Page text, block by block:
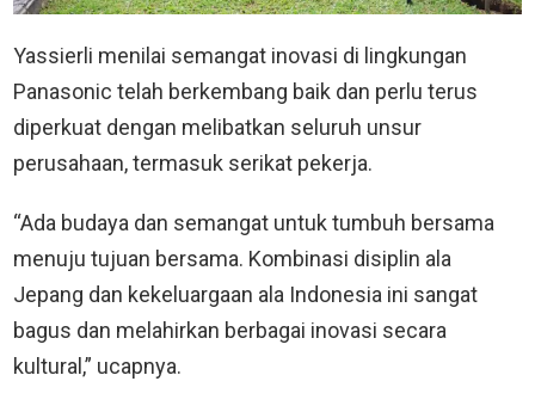
Yassierli menilai semangat inovasi di lingkungan
Panasonic telah berkembang baik dan perlu terus
diperkuat dengan melibatkan seluruh unsur
perusahaan, termasuk serikat pekerja.
“Ada budaya dan semangat untuk tumbuh bersama
menuju tujuan bersama. Kombinasi disiplin ala
Jepang dan kekeluargaan ala Indonesia ini sangat
bagus dan melahirkan berbagai inovasi secara
kultural,” ucapnya.